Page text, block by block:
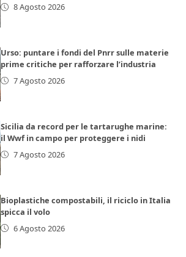
8 Agosto 2026
Urso: puntare i fondi del Pnrr sulle materie
prime critiche per rafforzare l’industria
7 Agosto 2026
Sicilia da record per le tartarughe marine:
il Wwf in campo per proteggere i nidi
7 Agosto 2026
Bioplastiche compostabili, il riciclo in Italia
spicca il volo
6 Agosto 2026